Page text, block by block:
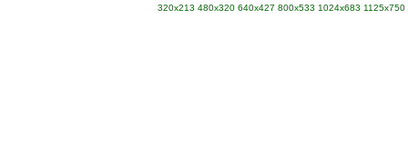
320x213 480x320 640x427 800x533 1024x683 1125x750